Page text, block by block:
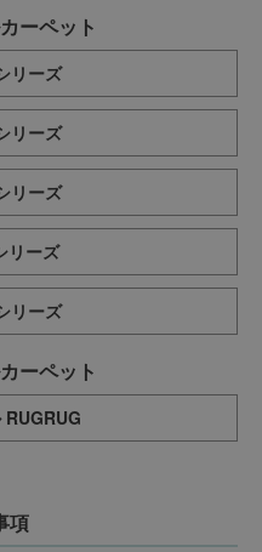
ーペット
リーズ
リーズ
リーズ
リーズ
リーズ
ーペット
項